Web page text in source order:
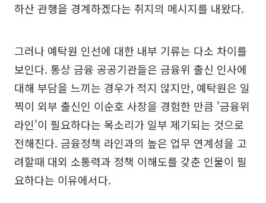
하산 관행을 경계하겠다는 취지의 메시지를 내왔다.
그러나 예탁원 인선에 대한 내부 기류는 다소 차이를
보인다. 통상 금융 공공기관들은 금융위 출신 인사에
대해 부담을 느끼는 경우가 적지 않지만, 예탁원은 일
찍이 외부 출신인 이순호 사장을 경험한 만큼 '금융위
라인'이 필요하다는 목소리가 일부 제기되는 것으로
전해진다. 금융정책 라인과의 높은 업무 연계성을 고
려할때 대외 소통력과 정책 이해도를 갖춘 인물이 필
요하다는 이유에서다.